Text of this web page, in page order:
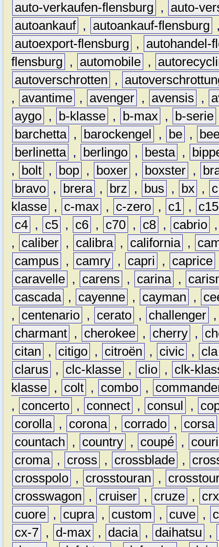
auto-verkaufen-flensburg
,
auto-
autoankauf , autoankauf-flensburg
autoexport-flensburg
,
autohandel-
flensburg
, automobile ,
autoverschrotten
,
,
avantime , avenger , avensis ,
aygo , b-klasse , b-max , b-serie
barchetta , barockengel , be ,
berlinetta , berlingo , besta ,
,
bolt , bop , boxer , boxster ,
bravo , brera , brz , bus , bx ,
c
klasse , c-max , c-zero , c1 ,
c15
c4 , c5 , c6 , c70 , c8 , cabrio
,
caliber , calibra , california ,
campus
, camry , capri , caprice
caravelle , carens , carina ,
cascada , cayenne , cayman ,
,
centenario , cerato , challenger
charmant , cherokee , cherry ,
citan
, citigo , citroën , civic ,
cla
clarus
, clc-klasse , clio ,
clk-
klasse , colt , combo ,
,
concerto , connect , consul ,
corolla , corona , corrado , corsa
countach
, country , coupé ,
croma , cross , crossblade ,
crosspolo , crosstouran ,
crosswagon
, cruiser , cruze ,
crx
cuore , cupra , custom , cuve ,
cx-7 , d-max , dacia , daihatsu
,